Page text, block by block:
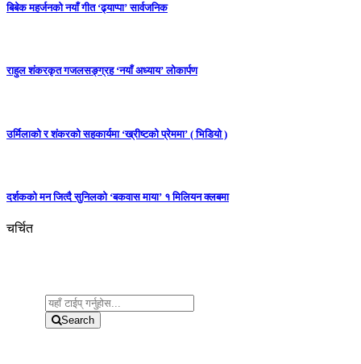
बिबेक महर्जनको नयाँ गीत ‘ढ्याप्पा’ सार्वजनिक
राहुल शंकरकृत गजलसङ्ग्रह ‘नयाँ अध्याय’ लोकार्पण
उर्मिलाको र शंकरको सहकार्यमा ‘ख्रीष्टको प्रेममा’ ( भिडियो )
दर्शकको मन जित्दै सुनिलको ‘बकवास माया’ १ मिलियन क्लबमा
चर्चित
Search